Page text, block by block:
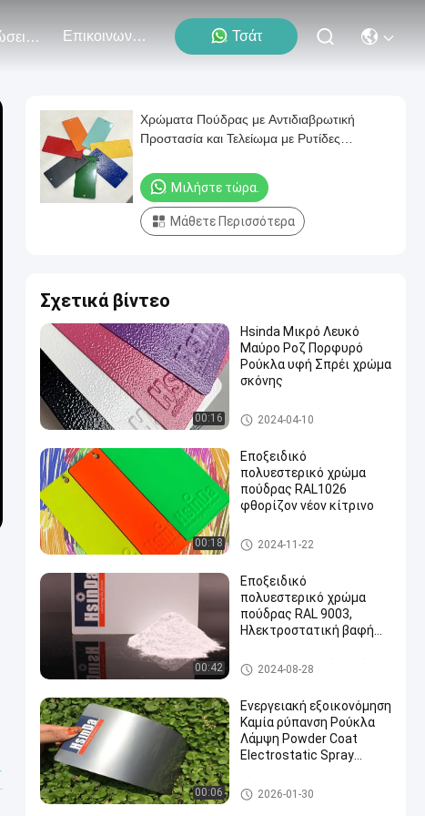
Εκδηλώσεις Επικοινωνήστε Μαζί Μας Τσάτ
Χρώματα Πούδρας με Αντιδιαβρωτική
Προστασία και Τελείωμα με Ρυτίδες
Μιλήστε τώρα.
Μάθετε Περισσότερα
Σχετικά βίντεο
00:16
Hsinda Μικρό Λευκό
Μαύρο Ροζ Πορφυρό
Ρούκλα υφή Σπρέι χρώμα
σκόνης
Επιχρισμός σκόνης από πολυ
εστέρα
2024-04-10
00:18
Εποξειδικό
πολυεστερικό χρώμα
πούδρας RAL1026
φθορίζον νέον κίτρινο
Θερμοστεκτική επίστρωση
σκόνης
2024-11-22
00:42
Εποξειδικό
πολυεστερικό χρώμα
πούδρας RAL 9003,
Ηλεκτροστατική βαφή
Επικάλυψη σε σκόνη από επω
ξικό πολυεστέρα
2024-08-28
00:06
Ενεργειακή εξοικονόμηση
Καμία ρύπανση Ρούκλα
Λάμψη Powder Coat
Electrostatic Spray
Διάφραξη με σκόνη ρυτίδων
2026-01-30